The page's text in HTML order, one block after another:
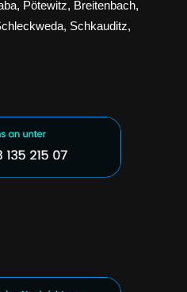
Pötewitz, Breitenbach,
Schkauditz,